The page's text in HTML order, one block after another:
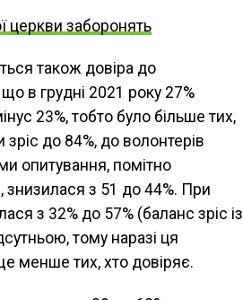
церкви заборонять
також довіра до
в грудні 2021 року 27%
23%, тобто було більше тих,
зріс до 84%, до волонтерів
опитування, помітно
знизилася з 51 до 44%. При
з 32% до 57% (баланс зріс із
тому наразі ця
менше тих, хто довіряє.